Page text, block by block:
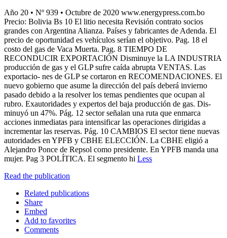
Año 20 • Nº 939 • Octubre de 2020 www.energypress.com.bo
Precio: Bolivia Bs 10 El litio necesita Revisión contrato socios
grandes con Argentina Alianza. Países y fabricantes de Adenda. El
precio de oportunidad es vehículos serían el objetivo. Pag. 18 el
costo del gas de Vaca Muerta. Pag. 8 TIEMPO DE
RECONDUCIR EXPORTACIÓN Disminuye la LA INDUSTRIA
producción de gas y el GLP sufre caída abrupta VENTAS. Las
exportacio- nes de GLP se cortaron en RECOMENDACIONES. El
nuevo gobierno que asume la dirección del país deberá invierno
pasado debido a la resolver los temas pendientes que ocupan al
rubro. Exautoridades y expertos del baja producción de gas. Dis-
minuyó un 47%. Pág. 12 sector señalan una ruta que enmarca
acciones inmediatas para intensificar las operaciones dirigidas a
incrementar las reservas. Pág. 10 CAMBIOS El sector tiene nuevas
autoridades en YPFB y CBHE ELECCIÓN. La CBHE eligió a
Alejandro Ponce de Repsol como presidente. En YPFB manda una
mujer. Pag 3 POLÍTICA. El segmento hi Less
Read the publication
Related publications
Share
Embed
Add to favorites
Comments